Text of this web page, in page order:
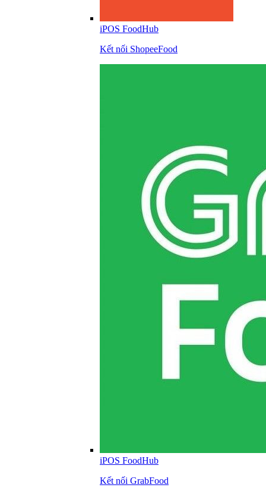
iPOS FoodHub
Kết nối ShopeeFood
iPOS FoodHub
Kết nối GrabFood